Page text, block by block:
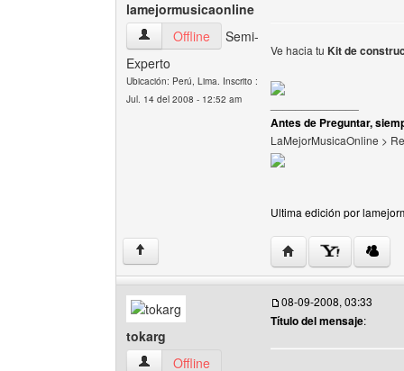
lamejormusicaonline
lamejormusicaonline Ver perfil del usuario
Offline
Semi-
Experto
Ubicación: Perú, Lima. Inscrito :
Jul. 14 del 2008 - 12:52 am
Ve hacia tu Kit de
Antes de Preguntar,
LaMejorMusicaOnline >
Ultima edición por
↑ Visitar sitio web del
tokarg
tokarg Ver perfil del usuario
Offline
08-09-2008, 03:33
Título del mensaje: